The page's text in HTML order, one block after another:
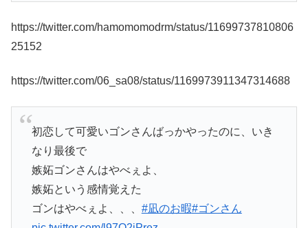
https://twitter.com/hamomomodrm/status/11699737810806
25152
https://twitter.com/06_sa08/status/1169973911347314688
初恋して可愛いゴンさんばっかやったのに、いき
なり最後で
嫉妬ゴンさんはやべぇよ、
嫉妬という感情覚えた
ゴンはやべぇよ、、、 #凪のお暇#ゴンさん